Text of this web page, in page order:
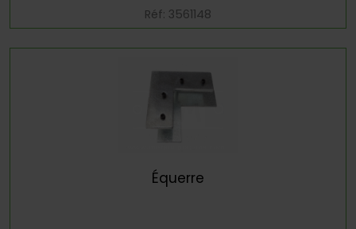
Réf: 3561148
Équerre